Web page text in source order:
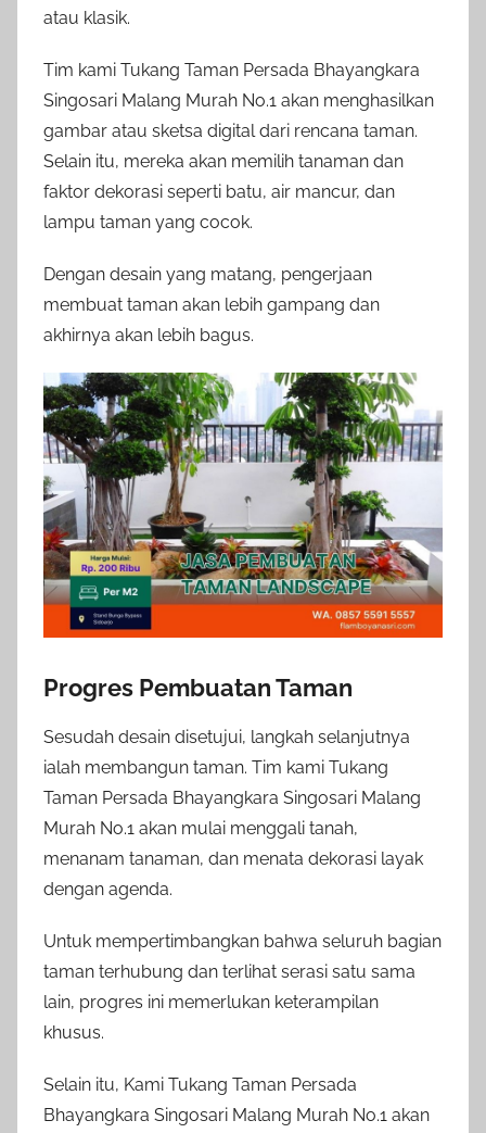
atau klasik.
Tim kami Tukang Taman Persada Bhayangkara
Singosari Malang Murah No.1 akan menghasilkan
gambar atau sketsa digital dari rencana taman.
Selain itu, mereka akan memilih tanaman dan
faktor dekorasi seperti batu, air mancur, dan
lampu taman yang cocok.
Dengan desain yang matang, pengerjaan
membuat taman akan lebih gampang dan
akhirnya akan lebih bagus.
Progres Pembuatan Taman
Sesudah desain disetujui, langkah selanjutnya
ialah membangun taman. Tim kami Tukang
Taman Persada Bhayangkara Singosari Malang
Murah No.1 akan mulai menggali tanah,
menanam tanaman, dan menata dekorasi layak
dengan agenda.
Untuk mempertimbangkan bahwa seluruh bagian
taman terhubung dan terlihat serasi satu sama
lain, progres ini memerlukan keterampilan
khusus.
Selain itu, Kami Tukang Taman Persada
Bhayangkara Singosari Malang Murah No.1 akan